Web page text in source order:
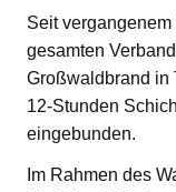
Seit
gesamten
Großwaldbrand in
12-Stunden
eingebunden.
Im Rahmen des